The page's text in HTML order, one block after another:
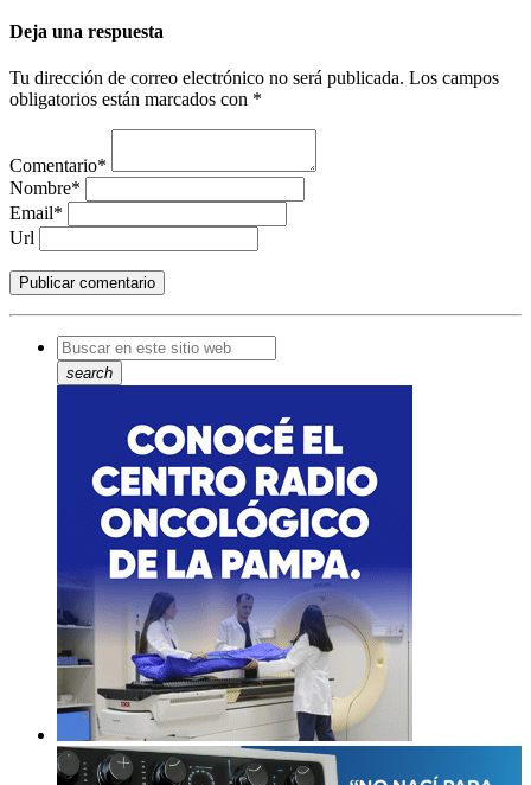
Deja una respuesta
Tu dirección de correo electrónico no será publicada. Los campos
obligatorios están marcados con *
Comentario*
Nombre*
Email*
Url
search